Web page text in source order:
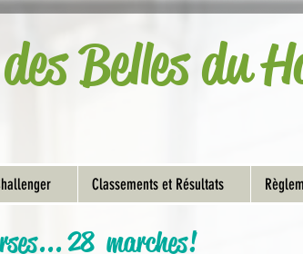
Belles du
Classements et Résultats
28 marches!